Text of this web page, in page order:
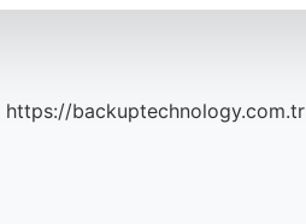
https://backuptechnology.com.tr